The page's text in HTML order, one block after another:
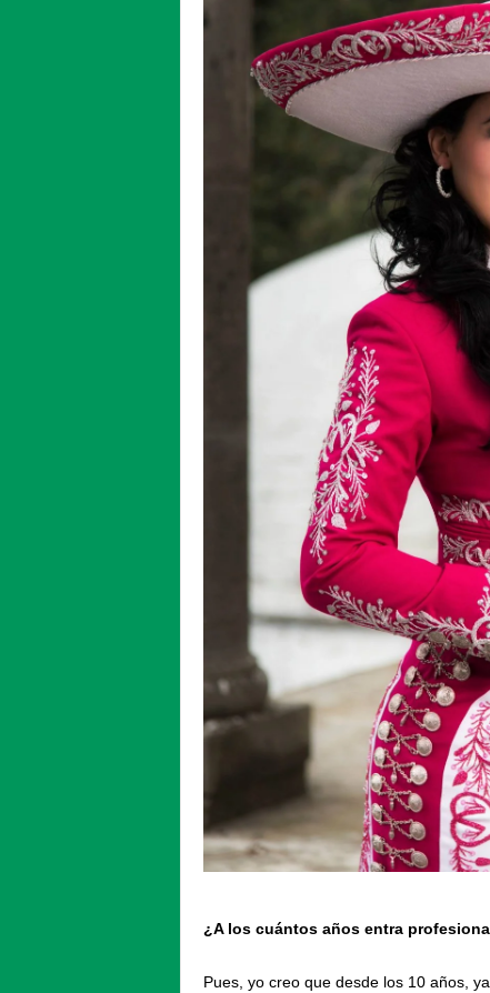
¿A los cuántos años entra
Pues, yo creo que desde los 10 años,